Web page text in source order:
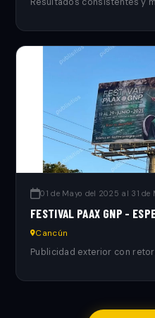
01 de Mayo del 2025 al 31 de
FESTIVAL PAAX GNP -
Cancún
Publicidad exterior con